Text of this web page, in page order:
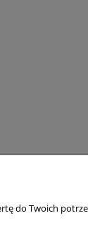
do Twoich